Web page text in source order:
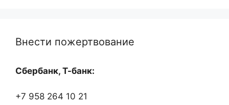
Внести пожертвование
Сбербанк, Т-банк:
+7 958 264 10 21